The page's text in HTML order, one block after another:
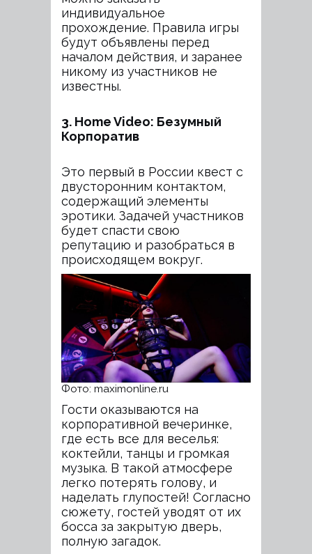
индивидуальное
прохождение. Правила игры
будут объявлены перед
началом действия, и заранее
никому из участников не
известны.
3. Home Video: Безумный
Корпоратив
Это первый в России квест с
двусторонним контактом,
содержащий элементы
эротики. Задачей участников
будет спасти свою
репутацию и разобраться в
происходящем вокруг.
Фото: maximonline.ru
Гости оказываются на
корпоративной вечеринке,
где есть все для веселья:
коктейли, танцы и громкая
музыка. В такой атмосфере
легко потерять голову, и
наделать глупостей! Согласно
сюжету, гостей уводят от их
босса за закрытую дверь,
полную загадок.